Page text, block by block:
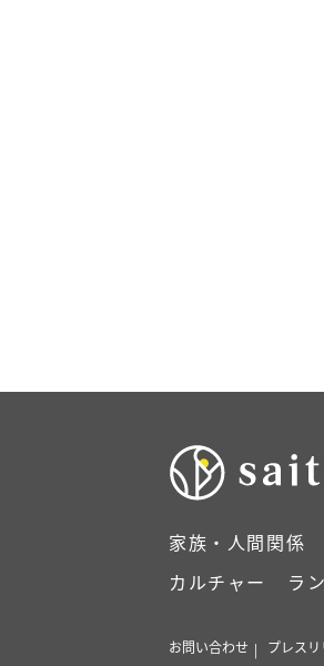
家族・人間関係
カルチャー
ラ
お問い合わせ プレス